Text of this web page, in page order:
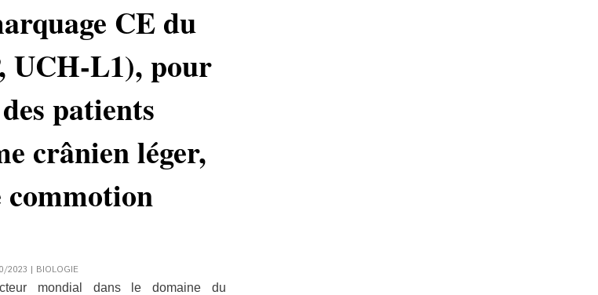
CE du
UCH-L1), pour
patients
crânien léger,
commotion
2023 | BIOLOGIE
mondial dans le domaine du